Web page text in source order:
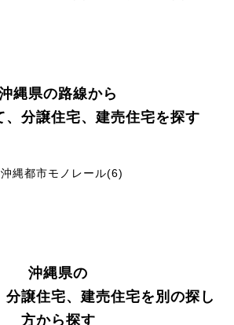
縄県の路線から
、分譲住宅、建売住宅を探す
沖縄都市モノレール(6)
沖縄県の
分譲住宅、建売住宅を別の探し
方から探す